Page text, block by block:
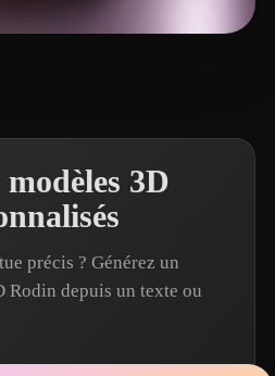
3D
précis ? Générez un
Rodin depuis un texte ou